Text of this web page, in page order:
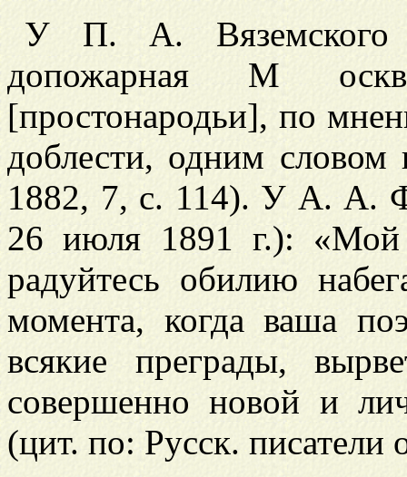
У П. А. Вяземского
допожарная М
[простонародьи], по
доблести, одним словом
1882, 7, с. 114). У А. А.
26 июля 1891 г.):
радуйтесь обилию
момента, когда ваша
всякие преграды,
совершенно новой и
(цит. по: Русск. писатели